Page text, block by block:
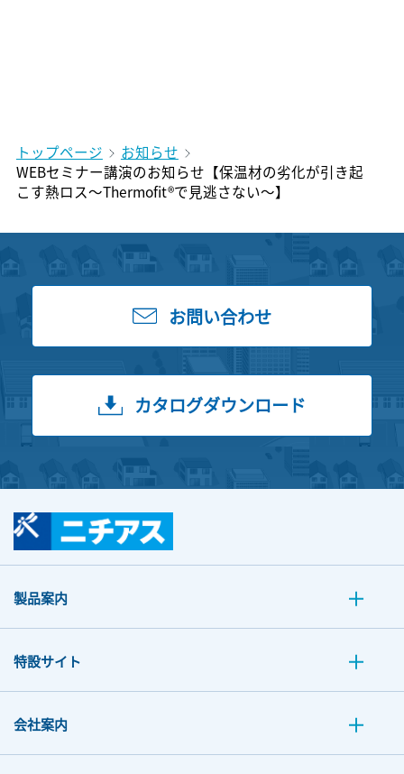
トップページ
お知らせ
WEBセミナー講演のお知らせ【保温材の劣化が引き起
こす熱ロス～Thermofit®で見逃さない～】
お問い合わせ
カタログダウンロード
製品案内
特設サイト
会社案内